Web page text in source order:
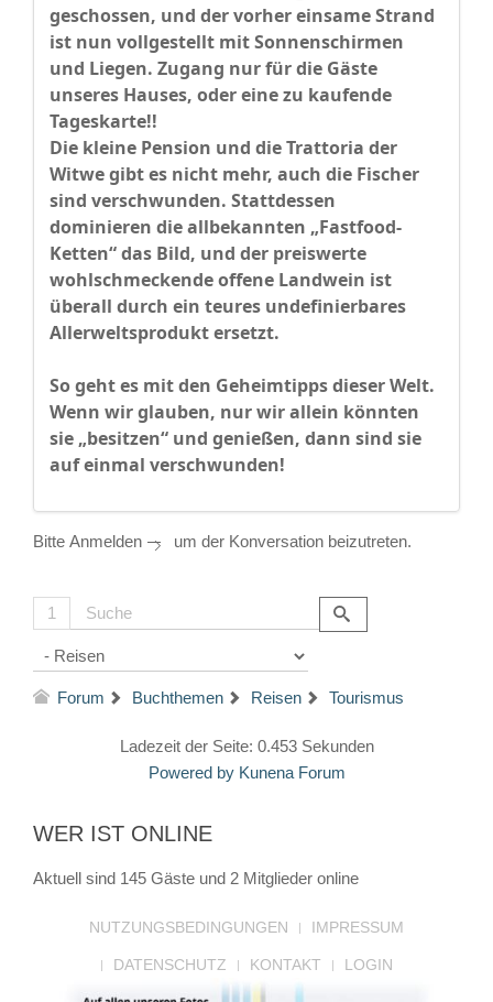
geschossen, und der vorher einsame Strand
ist nun vollgestellt mit Sonnenschirmen
und Liegen. Zugang nur für die Gäste
unseres Hauses, oder eine zu kaufende
Tageskarte!!
Die kleine Pension und die Trattoria der
Witwe gibt es nicht mehr, auch die Fischer
sind verschwunden. Stattdessen
dominieren die allbekannten „Fastfood-
Ketten“ das Bild, und der preiswerte
wohlschmeckende offene Landwein ist
überall durch ein teures undefinierbares
Allerweltsprodukt ersetzt.
So geht es mit den Geheimtipps dieser Welt.
Wenn wir glauben, nur wir allein könnten
sie „besitzen“ und genießen, dann sind sie
auf einmal verschwunden!
Bitte Anmelden um der Konversation beizutreten.
1
Forum Buchthemen Reisen Tourismus
Ladezeit der Seite: 0.453 Sekunden
Powered by Kunena Forum
WER IST ONLINE
Aktuell sind 145 Gäste und 2 Mitglieder online
NUTZUNGSBEDINGUNGEN IMPRESSUM
DATENSCHUTZ KONTAKT LOGIN